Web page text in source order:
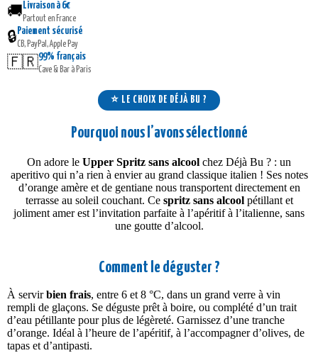
🚚 Livraison à 6€
Partout en France
🔒 Paiement sécurisé
CB, PayPal, Apple Pay
🇫🇷99% français
Cave & Bar à Paris
⭐ LE CHOIX DE DÉJÀ BU ?
Pourquoi nous l’avons sélectionné
On adore le Upper Spritz sans alcool chez Déjà Bu ? : un
aperitivo qui n’a rien à envier au grand classique italien ! Ses notes
d’orange amère et de gentiane nous transportent directement en
terrasse au soleil couchant. Ce spritz sans alcoolpétillant et
joliment amer est l’invitation parfaite à l’apéritif à l’italienne, sans
une goutte d’alcool.
Comment le déguster ?
À servirbien frais, entre 6 et 8 °C, dans un grand verre à vin
rempli de glaçons. Se déguste prêt à boire, ou complété d’un trait
d’eau pétillante pour plus de légèreté. Garnissez d’une tranche
d’orange. Idéal à l’heure de l’apéritif, à l’accompagner d’olives, de
tapas et d’antipasti.